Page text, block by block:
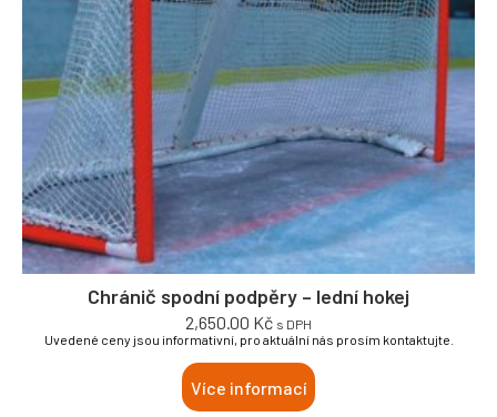
Chránič spodní podpěry – lední hokej
2,650.00 Kč s DPH
Uvedené ceny jsou informativní, pro aktuální nás prosím kontaktujte.
Více informací